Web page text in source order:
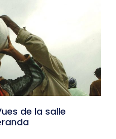
de la salle